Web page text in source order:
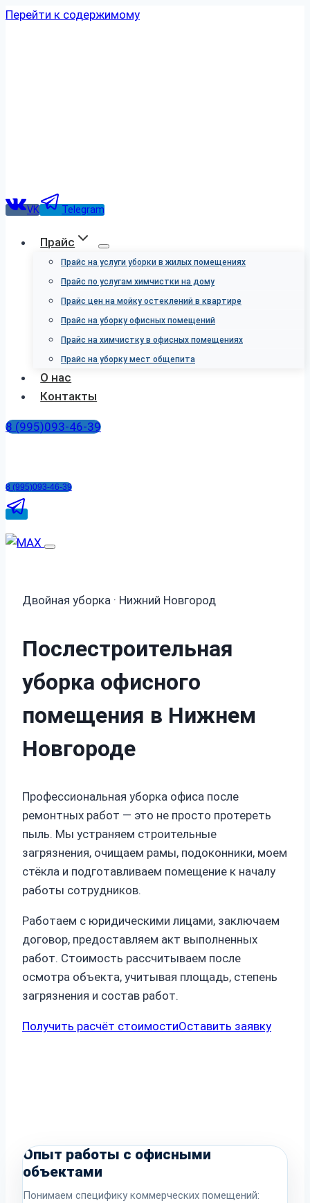
Перейти к содержимому
VK Telegram
Прайс
Прайс на услуги уборки в жилых помещениях
Прайс по услугам химчистки на дому
Прайс цен на мойку остеклений в квартире
Прайс на уборку офисных помещений
Прайс на химчистку в офисных помещениях
Прайс на уборку мест общепита
О нас
Контакты
8 (995)093-46-39
8 (995)093-46-39
Двойная уборка · Нижний Новгород
Послестроительная
уборка офисного
помещения в Нижнем
Новгороде
Профессиональная уборка офиса после
ремонтных работ — это не просто протереть
пыль. Мы устраняем строительные
загрязнения, очищаем рамы, подоконники, моем
стёкла и подготавливаем помещение к началу
работы сотрудников.
Работаем с юридическими лицами, заключаем
договор, предоставляем акт выполненных
работ. Стоимость рассчитываем после
осмотра объекта, учитывая площадь, степень
загрязнения и состав работ.
Получить расчёт стоимостиОставить заявку
Опыт работы с офисными
объектами
Понимаем специфику коммерческих помещений: